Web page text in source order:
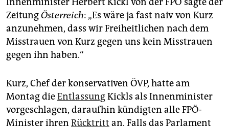
ZeitungÖsterreich: „Es wäre ja fast naiv von Kurz
anzunehmen, dass wir Freiheitlichen nach dem
Misstrauen von Kurz gegen uns kein Misstrauen
gegen ihn haben.“
Kurz, Chef der konservativen ÖVP, hatte am
Montag dieEntlassungKickls als Innenminister
vorgeschlagen, daraufhin kündigten alle FPÖ-
Minister ihren Rücktritt an. Falls das Parlament